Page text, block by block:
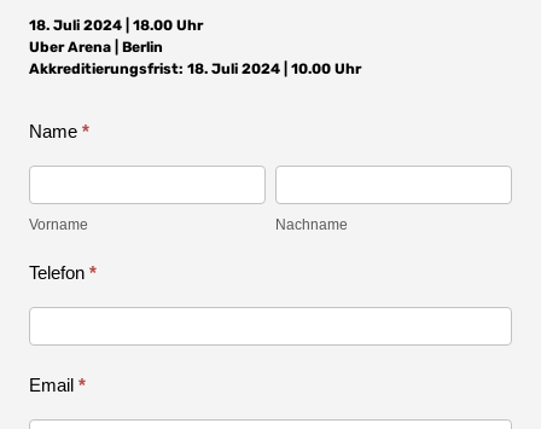
18. Juli 2024 | 18.00 Uhr
Uber Arena | Berlin
Akkreditierungsfrist: 18. Juli 2024 | 10.00 Uhr
Akkreditierung
|
Medientraining
Damen
Berlin
Name *
Vorname
Vorname
Nachname
Nachname
Telefon *
Email *